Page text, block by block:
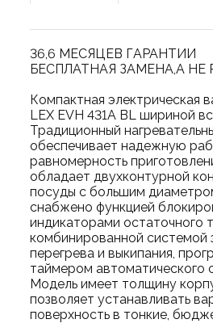
36,6 МЕСЯЦЕВ ГАРАНТИИ
БЕСПЛАТНАЯ ЗАМЕНА,А НЕ
Компактная электрическая
LEX EVH 431A BL шириной
Традиционный
обеспечивает надежную
равномерность
обладает двухконтурной
посуды с большим
снабжено функцией
индикаторами остаточного
комбинированной системой
перегрева и выкипания,
таймером автоматического
Модель имеет толщину
позволяет устанавливать
поверхность в тонкие,